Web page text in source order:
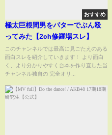
おすすめ
極太巨根間男をパターでぶん殴
ってみた【2ch修羅場スレ】
このチャンネルでは最高に見ごたえのある
面白スレを紹介していきます！ より面白
く、より分かりやすく台本を作り直した当
チャンネル独自の 完全オリ...